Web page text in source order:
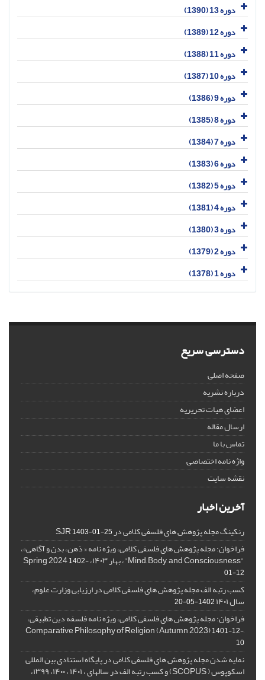
دوره 13 (1390)
دوره 12 (1389)
دوره 11 (1388)
دوره 10 (1387)
دوره 9 (1386)
دوره 8 (1385)
دوره 7 (1384)
دوره 6 (1383)
دوره 5 (1382)
دوره 4 (1381)
دوره 3 (1380)
دوره 2 (1379)
دوره 1 (1378)
دسترسی سریع
صفحه اصلی
درباره نشریه
اعضای هیات تحریریه
ارسال مقاله
تماس با ما
واژه نامه اختصاصی
نقشه سایت
آخرین اخبار
رنکینگ مجله پژوهش های فلسفی کلامی در SJR1403-01-25
فراخوان: مجله پژوهش های فلسفی کلامی، ویژه نامه « ذهن، بدن و آگاهی»،
"Mind, Body, and Consciousness"، بهار ۱۴۰۳، Spring 2024
1402-
01-12
کسب رتبه الف مجله پژوهش های فلسفی کلامی در ارزیابی وزارت علوم،
سال ۱۴۰۱ 1402-05-20
فراخوان: مجله پژوهش های فلسفی کلامی، ویژه نامه فلسفه دین تطبیقی،
,Comparative Philosophy of Religion (Autumn 2023)
1401-12-
10
نمایه شدن مجله پژوهش های فلسفی کلامی در پایگاه استنادی بین المللی
اسکوپوس ( SCOPUS) و کسب رتبه الف در سالهای ، ۱۴۰۱ ، ۱۴۰۰، ۱۳۹۹،